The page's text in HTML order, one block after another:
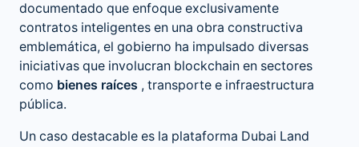
documentado que enfoque exclusivamente
contratos inteligentes en una obra constructiva
emblemática, el gobierno ha impulsado diversas
iniciativas que involucran blockchain en sectores
como bienes raíces , transporte e infraestructura
pública.
Un caso destacable es la plataforma Dubai Land